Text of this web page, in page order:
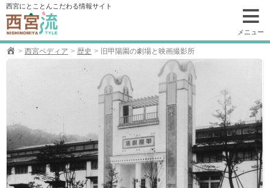
コ
ン
テ
ン
西宮にとことんこだわる情報サイト
メニュー
西宮ペディア 歴史 旧甲陽園の劇場と映画撮影所